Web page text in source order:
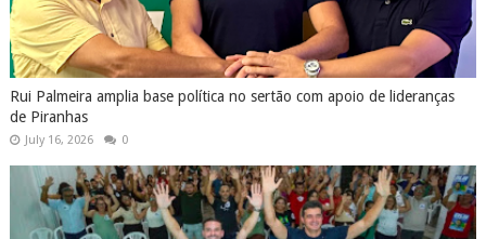
Rui Palmeira amplia base política no sertão com apoio de lideranças
de Piranhas
July 16, 2026 0